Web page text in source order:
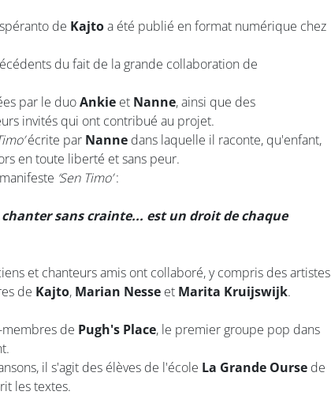
de Kajtoa été publié en format numérique chez
du fait de la grande collaboration de
par le duoAnkie et Nanne, ainsi que des
invités qui ont contribué au projet.
écrite par Nanne dans laquelle il raconte, qu'enfant,
en toute liberté et sans peur.
‘Sen Timo’:
sans crainte... est un droit de chaque
et chanteurs amis ont collaboré, y compris des artistes
de Kajto, Marian Nesse et Marita Kruijswijk.
membres de Pugh's Place, le premier groupe pop dans
il s'agit des élèves de l'école La Grande Ourse de
les textes.